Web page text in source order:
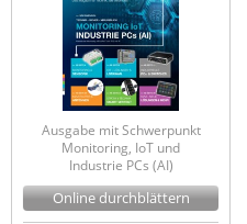
IEC Lock
Kerlink
Kramer Electronics
KVM TEC
Legrand
Ausgabe mit Schwerpunkt
Monitoring, IoT und
Industrie PCs (AI)
Online durchblättern